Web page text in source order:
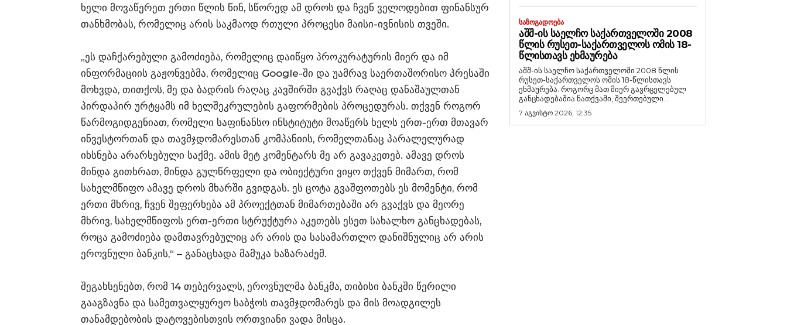
ხელი მოვაწერეთ ერთი წლის წინ, სწორედ ამ დროს და ჩვენ ველოდებით ფინანსურ
თანხმობას, რომელიც არის საკმაოდ რთული პროცესი მაისი-ივნისის თვეში.
„ეს დაჩქარებული გამოძიება, რომელიც დაიწყო პროკურატურის მიერ და იმ
ინფორმაციის გაჟონვებმა, რომელიც Google-ში და უამრავ საერთაშორისო პრესაში
მოხვდა, თითქოს, მე და ბადრის რაღაც კავშირში გვაქვს რაღაც დანაშაულთან
პირდაპირ ურტყამს იმ ხელშეკრულების გაფორმების პროცედურას. თქვენ როგორ
წარმოგიდგენიათ, რომელი საფინანსო ინსტიტუტი მოაწერს ხელს ერთ-ერთ მთავარ
ინვესტორთან და თავმჯდომარესთან კომპანიის, რომელთანაც პარალელურად
იხსნება არარსებული საქმე. ამის მეტ კომენტარს მე არ გავაკეთებ. ამავე დროს
მინდა გითხრათ, მინდა გულწრფელი და ობიექტური ვიყო თქვენ მიმართ, რომ
სახელმწიფო ამავე დროს მხარში გვიდგას. ეს ცოტა გვაშფოთებს ეს მომენტი, რომ
ერთი მხრივ, ჩვენ შეფერხება ამ პროექტთან მიმართებაში არ გვაქვს და მეორე
მხრივ, სახელმწიფოს ერთ-ერთი სტრუქტურა აკეთებს ესეთ სახალხო განცხადებას,
როცა გამოძიება დამთავრებულიც არ არის და სასამართლო დანიშნულიც არ არის
ეროვნული ბანკის,“ – განაცხადა მამუკა ხაზარაძემ.
შეგახსენებთ, რომ 14 თებერვალს, ეროვნულმა ბანკმა, თიბისი ბანკში წერილი
გააგზავნა და სამეთვალყურეო საბჭოს თავმჯდომარეს და მის მოადგილეს
თანამდებობის დატოვებისთვის ორთვიანი ვადა მისცა.
ᲡᲐᲖᲝᲒᲐᲓᲝᲔᲑᲐ
ᲐᲨᲨ-ᲘᲡ ᲡᲐᲔᲚᲩᲝ ᲡᲐᲥᲐᲠᲗᲕᲔᲚᲝᲨᲘ 2008
ᲬᲚᲘᲡ ᲠᲣᲡᲔᲗ-ᲡᲐᲥᲐᲠᲗᲕᲔᲚᲝᲡ ᲝᲛᲘᲡ 18-
ᲬᲚᲘᲡᲗᲐᲕᲡ ᲔᲮᲛᲐᲣᲠᲔᲑᲐ
აშშ-ის საელჩო საქართველოში 2008 წლის
რუსეთ-საქართველოს ომის 18-წლისთავს
ეხმაურება. როგორც მათ მიერ გავრცელებულ
განცხადებაშია ნათქვამი, შეერთებული...
7 აგვისტო 2026, 12:35